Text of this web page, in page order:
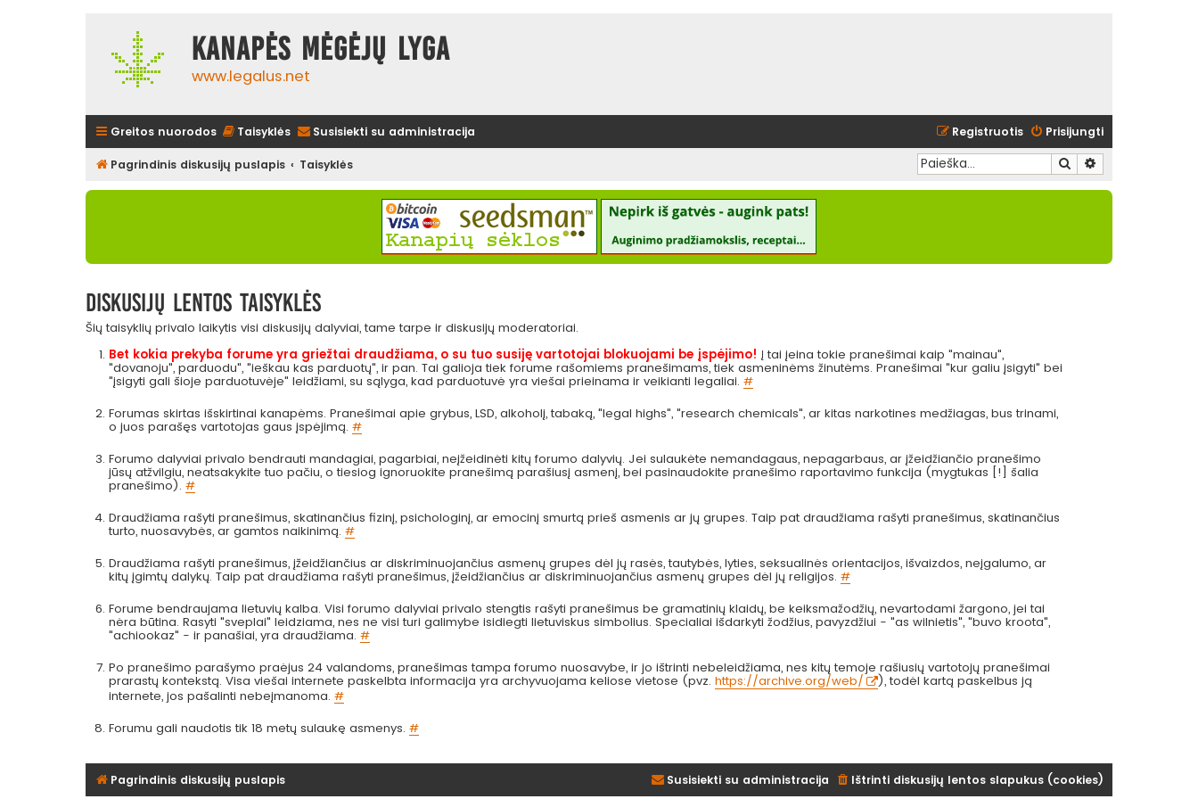
Kanapės mėgėjų lyga
www.legalus.net
Greitos nuorodos Taisyklės Susisiekti su administracija Prisijungti
Registruotis
Pagrindinis diskusijų puslapis Taisyklės Ieškoti
Diskusijų lentos taisyklės
Šių taisyklių privalo laikytis visi diskusijų dalyviai, tame tarpe ir diskusijų moderatoriai.
Bet kokia prekyba forume yra griežtai draudžiama, o su tuo susiję vartotojai blokuojami be įspėjimo! Į tai įeina tokie pranešimai kaip "mainau",
"dovanoju", parduodu", "ieškau kas parduotų", ir pan. Tai galioja tiek forume rašomiems pranešimams, tiek asmeninėms žinutėms. Pranešimai "kur galiu įsigyti" bei
"įsigyti gali šioje parduotuvėje" leidžiami, su sąlyga, kad parduotuvė yra viešai prieinama ir veikianti legaliai.#
Forumas skirtas išskirtinai kanapėms. Pranešimai apie grybus, LSD, alkoholį, tabaką, "legal highs", "research chemicals", ar kitas narkotines medžiagas, bus trinami,
o juos parašęs vartotojas gaus įspėjimą.#
Forumo dalyviai privalo bendrauti mandagiai, pagarbiai, neįžeidinėti kitų forumo dalyvių. Jei sulaukėte nemandagaus, nepagarbaus, ar įžeidžiančio pranešimo
jūsų atžvilgiu, neatsakykite tuo pačiu, o tiesiog ignoruokite pranešimą parašiusį asmenį, bei pasinaudokite pranešimo raportavimo funkcija (mygtukas [!] šalia
pranešimo).#
Draudžiama rašyti pranešimus, skatinančius fizinį, psichologinį, ar emocinį smurtą prieš asmenis ar jų grupes. Taip pat draudžiama rašyti pranešimus, skatinančius
turto, nuosavybės, ar gamtos naikinimą.#
Draudžiama rašyti pranešimus, įžeidžiančius ar diskriminuojančius asmenų grupes dėl jų rasės, tautybės, lyties, seksualinės orientacijos, išvaizdos, neįgalumo, ar
kitų įgimtų dalykų. Taip pat draudžiama rašyti pranešimus, įžeidžiančius ar diskriminuojančius asmenų grupes dėl jų religijos.#
Forume bendraujama lietuvių kalba. Visi forumo dalyviai privalo stengtis rašyti pranešimus be gramatinių klaidų, be keiksmažodžių, nevartodami žargono, jei tai
nėra būtina. Rasyti "sveplai" leidziama, nes ne visi turi galimybe isidiegti lietuviskus simbolius. Specialiai išdarkyti žodžius, pavyzdžiui - "as wilnietis", "buvo kroota",
"achiookaz" - ir panašiai, yra draudžiama.#
Po pranešimo parašymo praėjus 24 valandoms, pranešimas tampa forumo nuosavybe, ir jo ištrinti nebeleidžiama, nes kitų temoje rašiusių vartotojų pranešimai
prarastų kontekstą. Visa viešai internete paskelbta informacija yra archyvuojama keliose vietose (pvz.https://archive.org/web/
), todėl kartą paskelbus ją
internete, jos pašalinti nebeįmanoma.#
Forumu gali naudotis tik 18 metų sulaukę asmenys.#
Pagrindinis diskusijų puslapis Ištrinti diskusijų lentos slapukus (cookies)
Susisiekti su administracija